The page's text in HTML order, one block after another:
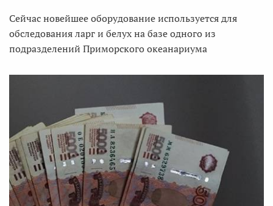
Сейчас новейшее оборудование используется для
обследования ларг и белух на базе одного из
подразделений Приморского океанариума